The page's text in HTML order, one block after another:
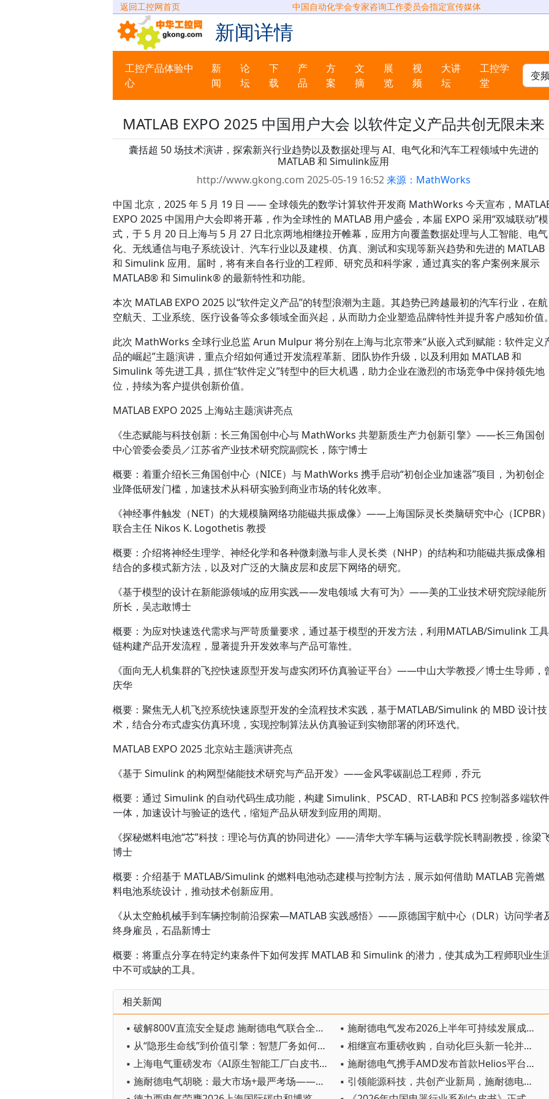
返回工控网首页 中国自动化学会专家咨询工作委员会指定宣传媒体
新闻详情
工控产品体验中
心
新
闻
论
坛
下
载
产
品
方
案
文
摘
展
览
视
频
大讲
坛
工控学
堂
MATLAB EXPO 2025 中国用户大会 以软件定义产品共创无限未来
囊括超 50 场技术演讲，探索新兴行业趋势以及数据处理与 AI、电气化和汽车工程领域中先进的
MATLAB 和 Simulink应用
http://www.gkong.com 2025-05-19 16:52来源：MathWorks
中国 北京，2025 年 5 月 19 日 —— 全球领先的数学计算软件开发商 MathWorks 今天宣布，
EXPO 2025 中国用户大会即将开幕，作为全球性的 MATLAB 用户盛会，本届 EXPO 采用“双城联动”模
式，于 5 月 20 日上海与 5 月 27 日北京两地相继拉开帷幕，应用方向覆盖数据处理与人工智能、电气
化、无线通信与电子系统设计、汽车行业以及建模、仿真、测试和实现等新兴趋势和先进的 MATLAB
和 Simulink 应用。届时，将有来自各行业的工程师、研究员和科学家，通过真实的客户案例来展示
MATLAB® 和 Simulink® 的最新特性和功能。
本次 MATLAB EXPO 2025 以“软件定义产品”的转型浪潮为主题。其趋势已跨越最初的汽车行业，在航
空航天、工业系统、医疗设备等众多领域全面兴起，从而助力企业塑造品牌特性并提升客户感知价值
此次 MathWorks 全球行业总监 Arun Mulpur 将分别在上海与北京带来“从嵌入式到赋能：软件定义
品的崛起”主题演讲，重点介绍如何通过开发流程革新、团队协作升级，以及利用如 MATLAB 和
Simulink 等先进工具，抓住“软件定义”转型中的巨大机遇，助力企业在激烈的市场竞争中保持领先地
位，持续为客户提供创新价值。
MATLAB EXPO 2025 上海站主题演讲亮点
《生态赋能与科技创新：长三角国创中心与 MathWorks 共塑新质生产力创新引擎》——长三角国创
中心管委会委员／江苏省产业技术研究院副院长，陈宁博士
概要：着重介绍长三角国创中心（NICE）与 MathWorks 携手启动“初创企业加速器”项目，为初创企
业降低研发门槛，加速技术从科研实验到商业市场的转化效率。
《神经事件触发（NET）的大规模脑网络功能磁共振成像》——上海国际灵长类脑研究中心（ICPBR
联合主任 Nikos K. Logothetis 教授
概要：介绍将神经生理学、神经化学和各种微刺激与非人灵长类（NHP）的结构和功能磁共振成像相
结合的多模式新方法，以及对广泛的大脑皮层和皮层下网络的研究。
《基于模型的设计在新能源领域的应用实践——发电领域 大有可为》——美的工业技术研究院绿能所
所长，吴志敢博士
概要：为应对快速迭代需求与严苛质量要求，通过基于模型的开发方法，利用MATLAB/Simulink 工具
链构建产品开发流程，显著提升开发效率与产品可靠性。
《面向无人机集群的飞控快速原型开发与虚实闭环仿真验证平台》——中山大学教授／博士生导师，
庆华
概要：聚焦无人机飞控系统快速原型开发的全流程技术实践，基于MATLAB/Simulink 的 MBD 设计技
术，结合分布式虚实仿真环境，实现控制算法从仿真验证到实物部署的闭环迭代。
MATLAB EXPO 2025 北京站主题演讲亮点
《基于 Simulink 的构网型储能技术研究与产品开发》——金风零碳副总工程师，乔元
概要：通过 Simulink 的自动代码生成功能，构建 Simulink、PSCAD、RT-LAB和 PCS 控制器多端软件
一体，加速设计与验证的迭代，缩短产品从研发到应用的周期。
《探秘燃料电池“芯”科技：理论与仿真的协同进化》——清华大学车辆与运载学院长聘副教授，徐梁
博士
概要：介绍基于 MATLAB/Simulink 的燃料电池动态建模与控制方法，展示如何借助 MATLAB 完善燃
料电池系统设计，推动技术创新应用。
《从太空舱机械手到车辆控制前沿探索—MATLAB 实践感悟》——原德国宇航中心（DLR）访问学者
终身雇员，石晶新博士
概要：将重点分享在特定约束条件下如何发挥 MATLAB 和 Simulink 的潜力，使其成为工程师职业生
中不可或缺的工具。
相关新闻
▪ 破解800V直流安全疑虑 施耐德电气联合全球超大规模数据中心运营商发布弧闪风险评估报告
▪ 施耐德电气发布2026上半年可持续发展成绩单 "Impact 2030"路线图开局稳健
▪ 从“隐形生命线”到价值引擎：智慧厂务如何赋能工业高质量发展
▪ 相继宣布重磅收购，自动化巨头新一轮并购潮剑指何方？
▪ 上海电气重磅发布《AI原生智能工厂白皮书》
▪ 施耐德电气携手AMD发布首款Helios平台参考设计
▪ 施耐德电气胡晓：最大市场+最严考场——中国何以成为工业创新策源地
▪ 引领能源科技，共创产业新局，施耐德电气创赢计划第七季正式启动